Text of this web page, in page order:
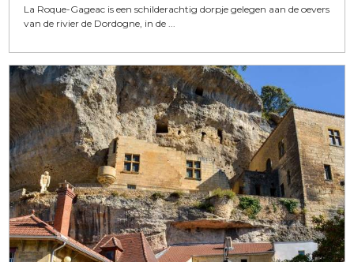
La Roque-Gageac is een schilderachtig dorpje gelegen aan de oevers
van de rivier de Dordogne, in de ...